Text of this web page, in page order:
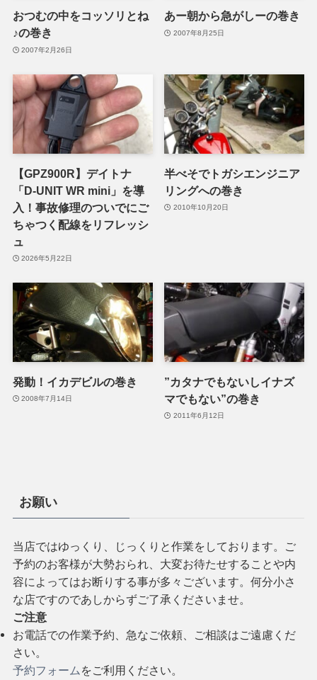
おつむの中をコッソリとね
♪の巻き
2007年2月26日
あー朝から急がしーの巻き
2007年8月25日
【GPZ900R】デイトナ
「D-UNIT WR mini」を導
入！事故修理のついでにご
ちゃつく配線をリフレッシ
ュ
2026年5月22日
半べそでトガシエンジニア
リングへの巻き
2010年10月20日
発動！イカデビルの巻き
2008年7月14日
”カタナでもないしイナズ
マでもない”の巻き
2011年6月12日
お願い
当店ではゆっくり、じっくりと作業をしております。ご
予約のお客様が大勢おられ、大変お待たせすることや内
容によってはお断りする事が多々ございます。何分小さ
な店ですのであしからずご了承くださいませ。
ご注意
お電話での作業予約、急なご依頼、ご相談はご遠慮くだ
さい。
予約フォーム をご利用ください。